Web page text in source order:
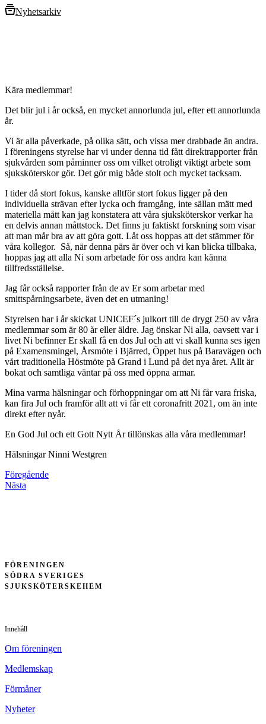
Nyhetsarkiv
Kära medlemmar!
Det blir jul i år också, en mycket annorlunda jul, efter ett annorlunda
år.
Vi är alla påverkade, på olika sätt, och vissa mer drabbade än andra.
I föreningens styrelse har vi under denna tid fått direktrapporter från
sjukvården som påminner oss om vilket otroligt viktigt arbete som
sjuksköterskor gör. Det gör mig både stolt och mycket tacksam.
I tider då stort fokus, kanske alltför stort fokus ligger på den
individuella strävan efter lycka och framgång, inte sällan mätt med
materiella mått kan jag konstatera att våra sjuksköterskor verkar ha
en delvis annan måttstock. Det finns ju faktiskt forskning som visar
att man mår bra av att göra gott. Låt oss hoppas att det stämmer för
våra kollegor. Så, när denna pärs är över och vi kan blicka tillbaka,
hoppas jag att alla Ni som arbetade för oss andra kan känna
tillfredsställelse.
Jag får också rapporter från de av Er som arbetar med
smittspårningsarbete, även det en utmaning!
Styrelsen har i år skickat UNICEF´s julkort till de drygt 250 av våra
medlemmar som är 80 år eller äldre. Jag önskar Ni alla, oavsett var i
livet Ni befinner Er skall få en dos Jul och att vi skall kunna ses igen
på Examensmingel, Årsmöte i Bjärred, Öppet hus på Baravägen och
vårt traditionella Höstmöte på Grand i Lund på det nya året. Allt är
bokat och samtliga väntar på oss med öppna armar.
Mina varma hälsningar och förhoppningar om att Ni får vara friska,
kan fira Jul och framför allt att vi får ett coronafritt 2021, om än inte
direkt efter nyår.
En God Jul och ett Gott Nytt År tillönskas alla våra medlemmar!
Hälsningar Ninni Westgren
Föregående
Nästa
FÖRENINGEN
SÖDRA SVERIGES
SJUKSKÖTERSKEHEM
Innehåll
Om föreningen
Medlemskap
Förmåner
Nyheter